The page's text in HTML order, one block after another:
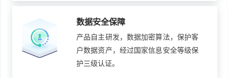
数据安全保障
产品自主研发，数据加密算法，保护客
户数据资产，经过国家信息安全等级保
护三级认证。